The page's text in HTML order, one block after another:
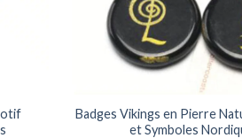
Badges Vikings en Pierre
et Symboles